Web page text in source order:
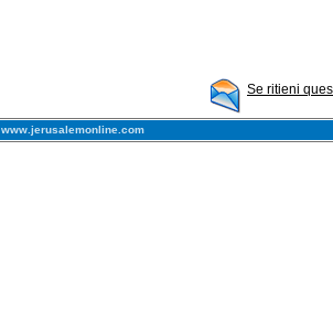
Se ritieni
www.jerusalemonline.com